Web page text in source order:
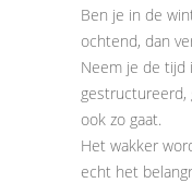
Ben je in de
ochtend, dan
Neem je de tijd
ook zo gaat.
Het wakker
echt het